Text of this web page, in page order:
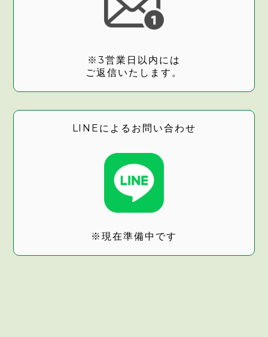
※3営業日以内には
ご返信いたします。
LINEによるお問い合わせ
※現在準備中です